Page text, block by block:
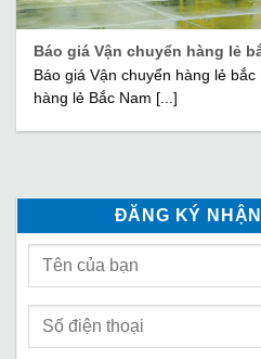
Báo giá Vận chuyển hàng lẻ
Báo giá Vận chuyển hàng lẻ
hàng lẻ Bắc Nam [...]
ĐĂNG KÝ